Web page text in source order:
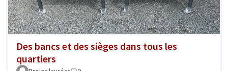
Des bancs et des sièges dans tous les
quartiers